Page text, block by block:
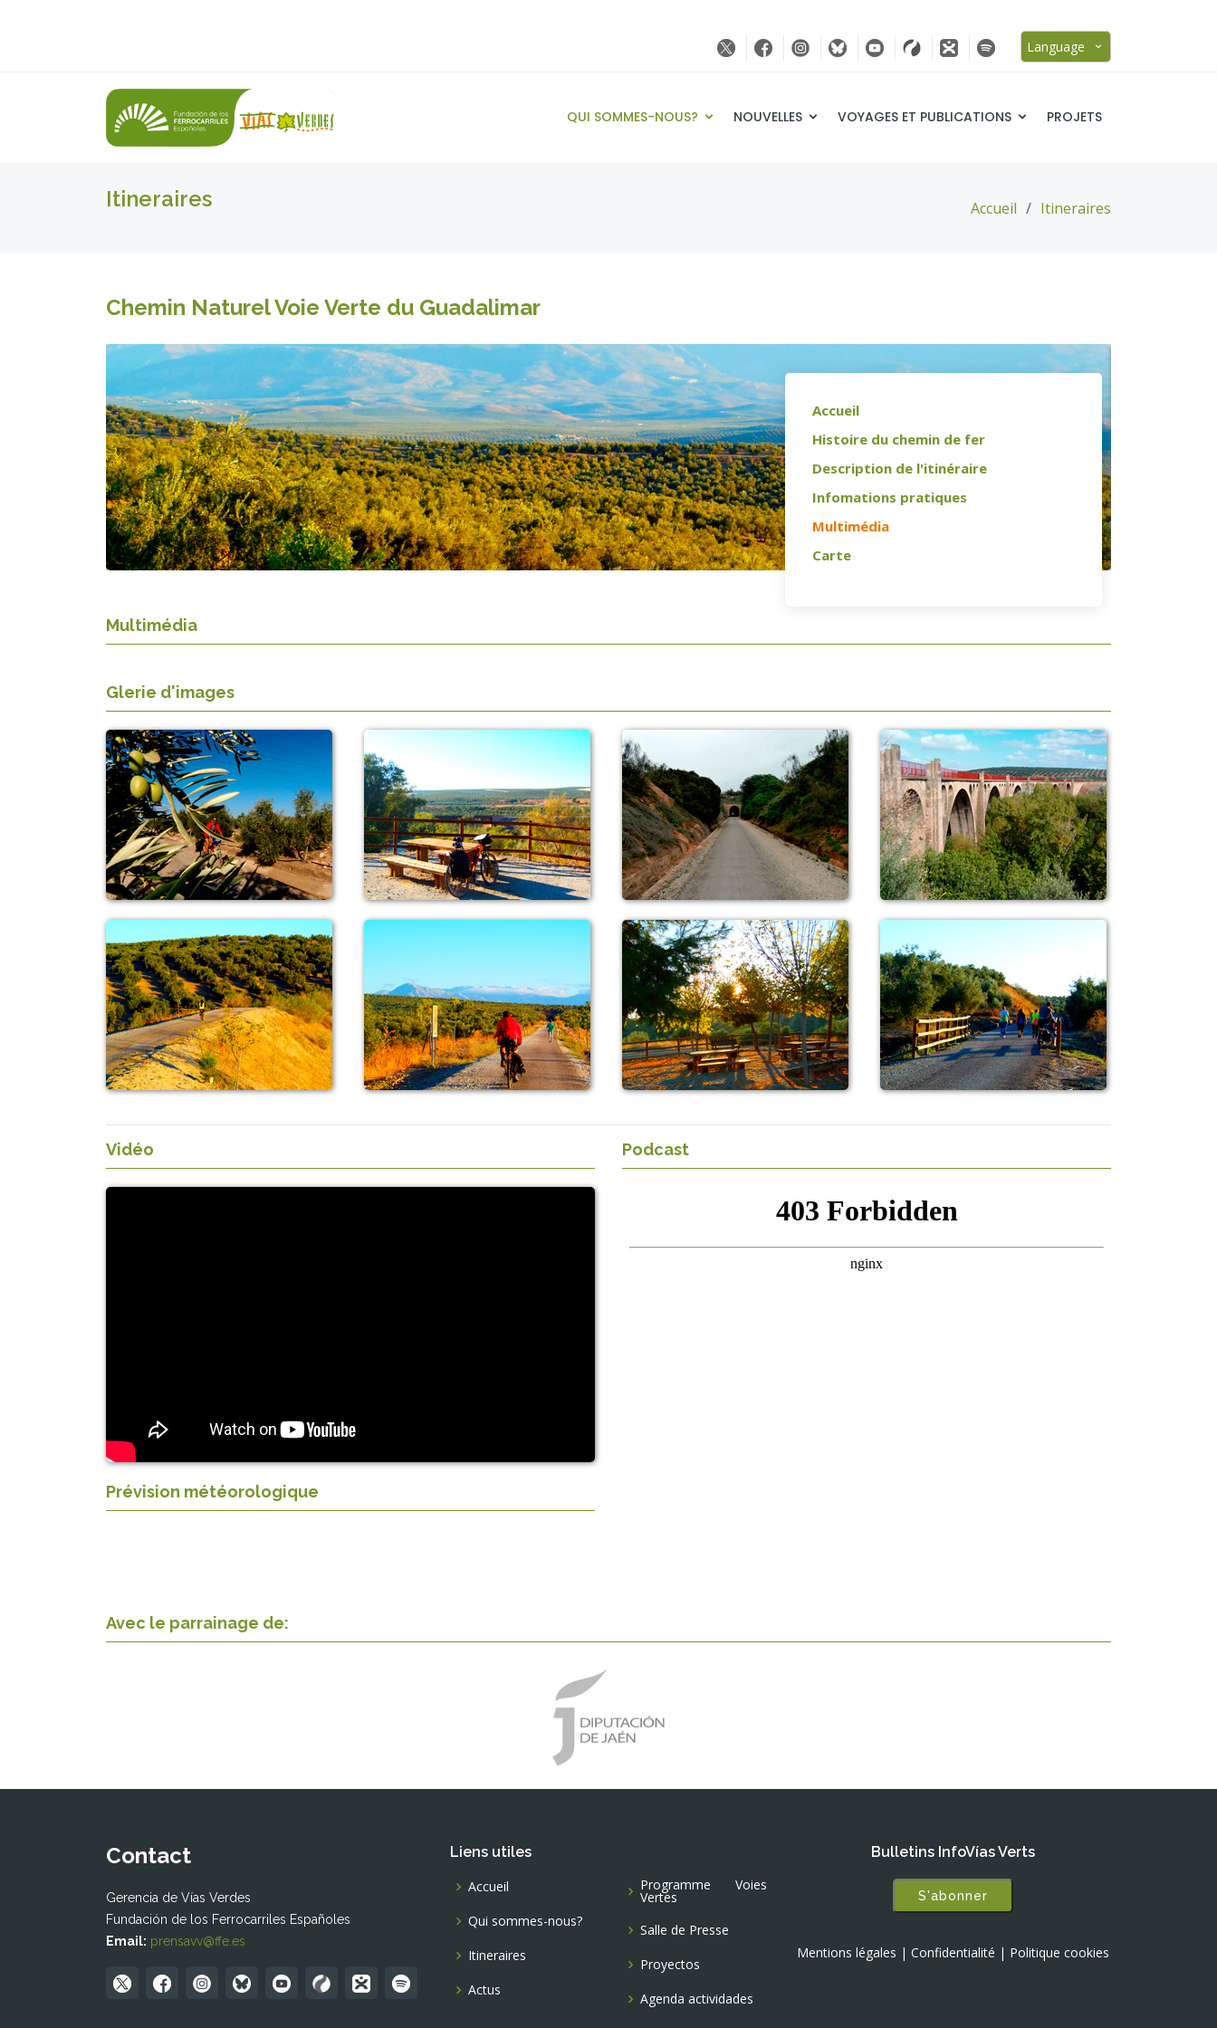
Language
QUI SOMMES-NOUS? NOUVELLES VOYAGES ET PUBLICATIONS PROJETS
Itineraires Accueil Itineraires
Chemin Naturel Voie Verte du Guadalimar
Accueil
Histoire du chemin de fer
Description de l'itinéraire
Infomations pratiques
Multimédia
Carte
Multimédia
Glerie d'images
Vidéo Podcast
Prévision météorologique
Avec le parrainage de:
Contact
Gerencia de Vías Verdes
Fundación de los Ferrocarriles Españoles
Email: prensavv@ffe.es
Liens utiles
Accueil
Qui sommes-nous?
Itineraires
Actus
Programme Voies
Vertes
Salle de Presse
Proyectos
Agenda actividades
Bulletins InfoVías Verts
S'abonner
Mentions légales | Confidentialité | Politique cookies